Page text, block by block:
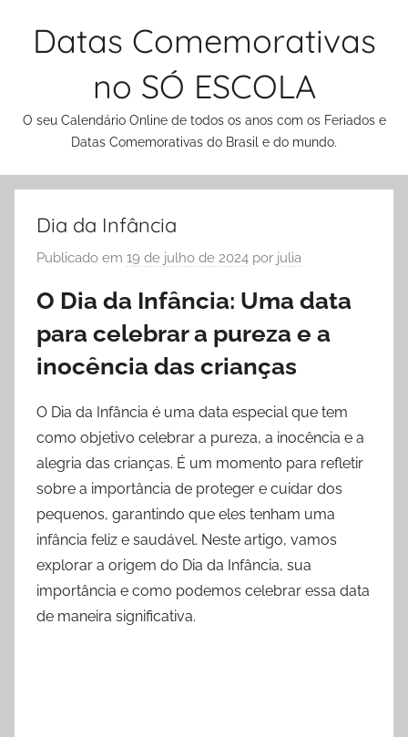
Datas Comemorativas
no SÓ ESCOLA
O seu Calendário Online de todos os anos com os Feriados e
Datas Comemorativas do Brasil e do mundo.
Dia da Infância
Publicado em 19 de julho de 2024 por julia
O Dia da Infância: Uma data
para celebrar a pureza e a
inocência das crianças
O Dia da Infância é uma data especial que tem
como objetivo celebrar a pureza, a inocência e a
alegria das crianças. É um momento para refletir
sobre a importância de proteger e cuidar dos
pequenos, garantindo que eles tenham uma
infância feliz e saudável. Neste artigo, vamos
explorar a origem do Dia da Infância, sua
importância e como podemos celebrar essa data
de maneira significativa.